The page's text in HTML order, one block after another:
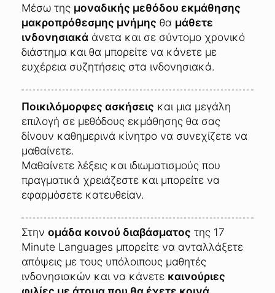
Μέσω της μοναδικής μεθόδου εκμάθησης
μακροπρόθεσμης μνήμης θα μάθετε
ινδονησιακά άνετα και σε σύντομο χρονικό
διάστημα και θα μπορείτε να κάνετε με
ευχέρεια συζητήσεις στα ινδονησιακά.
Ποικιλόμορφες ασκήσεις και μια μεγάλη
επιλογή σε μεθόδους εκμάθησης θα σας
δίνουν καθημερινά κίνητρο να συνεχίζετε να
μαθαίνετε.
Μαθαίνετε λέξεις και ιδιωματισμούς που
πραγματικά χρειάζεστε και μπορείτε να
εφαρμόσετε κατευθείαν.
Στην ομάδα κοινού διαβάσματος της 17
Minute Languages μπορείτε να ανταλλάξετε
απόψεις με τους υπόλοιπους μαθητές
ινδονησιακών και να κάνετε καινούριες